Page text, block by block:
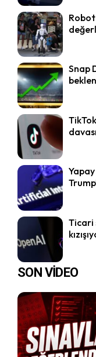
Snap
Ticari
SON VİDEO